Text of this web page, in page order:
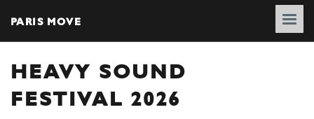
PARIS MOVE
HEAVY SOUND
FESTIVAL 2026